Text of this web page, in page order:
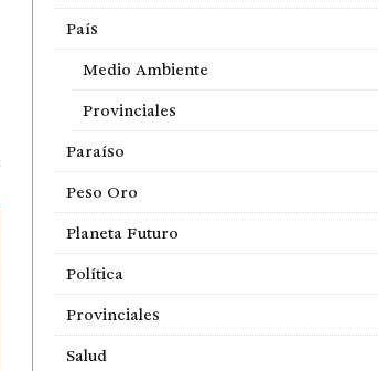
País
Medio Ambiente
Provinciales
Paraíso
Peso Oro
Planeta Futuro
Política
Provinciales
Salud